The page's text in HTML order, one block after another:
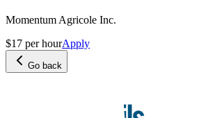
Momentum Agricole Inc.
$17 per hourApply
Go back